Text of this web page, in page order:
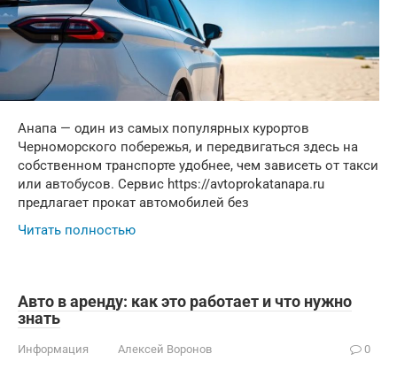
Анапа — один из самых популярных курортов
Черноморского побережья, и передвигаться здесь на
собственном транспорте удобнее, чем зависеть от такси
или автобусов. Сервис https://avtoprokatanapa.ru
предлагает прокат автомобилей без
Читать полностью
Авто в аренду: как это работает и что нужно
знать
Информация Алексей Воронов 0